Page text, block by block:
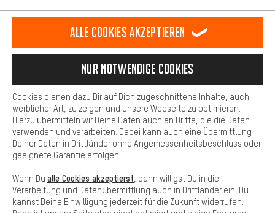
Kontaktformular
Unsere Datenschutzerklärung
Sprache"
Deutsch
DE english
EN español
ES français
FR
VERTRAG WIDERRUFEN Aachener Community Affiliateprogramm
Impressum Datenschutz Allgemeine Geschäftsbedingungen
Dein Shopping-Erlebnis wird komfortabler. Mit Komfort-Cookies
stellen wir Verknüpfungen zu Social Media Plattformen her. So
können wir dir weitere nützliche Inhalte und Informationen zur
Verfügung stellen. Zudem hast du die Möglichkeit zusätzliche
Services zu nutzen, die es dir erleichtern die richtigen Produkte zu
finden. Beispielsweise bieten wir eine Chat-Funktion an, damit
Fragen schnell und unkompliziert beantwortet werden können.
Basis
Basis-Cookies gewährleisten, dass Du unsere Webseite
grundsätzlich nutzen kannst.
Alle Cookies akzeptieren
Nur Notwendige Cookies
Cookies dienen dazu Dir auf Dich zugeschnittene Inhalte, auch
werblicher Art, zu zeigen und unsere Webseite zu optimieren.
Hierzu übermitteln wir Deine Daten auch an Dritte, die die Daten
verwenden und verarbeiten. Dabei kann auch eine Übermittlung
Deiner Daten in Drittländer ohne Angemessenheitsbeschluss oder
geeignete Garantie erfolgen.
Wenn Du alle Cookies akzeptierst , dann willigst Du in die
Verarbeitung und Datenübermittlung auch in Drittländer ein. Du
kannst Deine Einwilligung jederzeit für die Zukunft widerrufen.